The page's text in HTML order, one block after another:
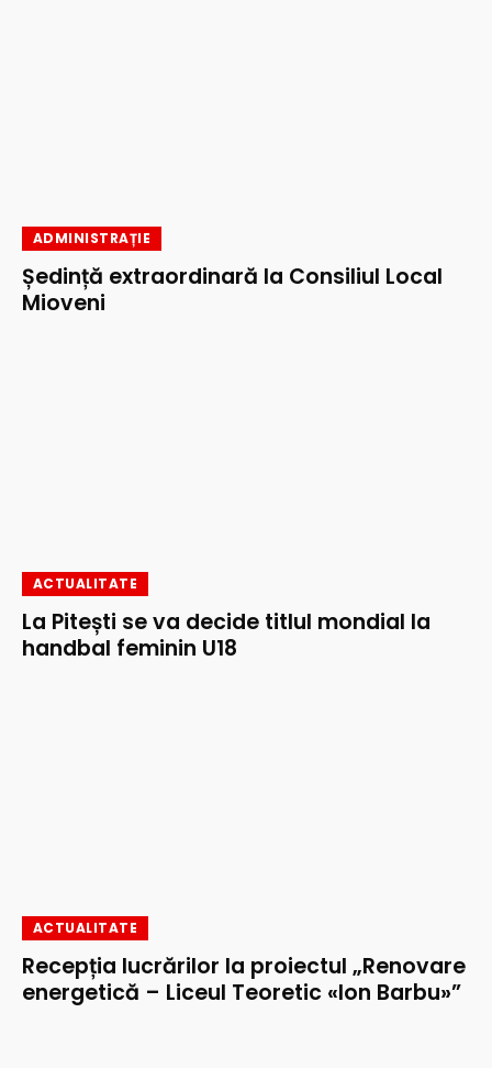
ADMINISTRAȚIE
Ședință extraordinară la Consiliul Local
Mioveni
ACTUALITATE
La Pitești se va decide titlul mondial la
handbal feminin U18
ACTUALITATE
Recepția lucrărilor la proiectul „Renovare
energetică – Liceul Teoretic «Ion Barbu»”